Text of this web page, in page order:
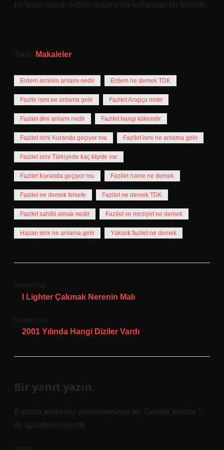
bir terim olarak erdem anlamında kullanılan bir terimdir.
Tarih: Makaleler
Erdem isminin anlamı nedir Erdem ne demek TDK
Fazile ismi ne anlama gelir Fazilet Arapça mıdır
Fazilet dini anlamı nedir Fazilet hangi kökendir
Fazilet ismi Kuranda geçiyor mu Fazilet ismi ne anlama gelir
Fazilet ismi Türkiyede kaç kişide var
Fazilet Kuranda geçiyor mu Fazilet name ne demek
Fazilet ne demek felsefe Fazilet ne demek TDK
Fazilet sahibi olmak nedir Fazilet ve meziyet ne demek
Hazan ismi ne anlama gelir Yüksek fazilet ne demek
Önceki Yazı
I Lighter Çakmak Nerenin Malı
Sonraki Yazı
2001 Yılında Hangi Diziler Vardı
Bir yanıt yazın
E-posta adresiniz yayınlanmayacak. Gerekli alanlar *
ile işaretlenmişlerdir
Yorum